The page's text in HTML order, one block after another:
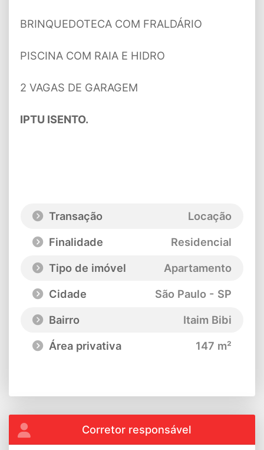
BRINQUEDOTECA COM FRALDÁRIO
PISCINA COM RAIA E HIDRO
2 VAGAS DE GARAGEM
IPTU ISENTO.
Transação
Locação
Finalidade
Residencial
Tipo de imóvel
Apartamento
Cidade
São Paulo - SP
Bairro
Itaim Bibi
Área privativa
147 m²
Corretor responsável